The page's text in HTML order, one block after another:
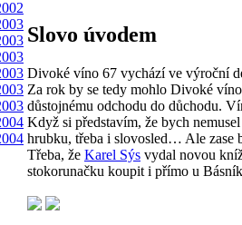
Slovo úvodem
Divoké víno 67 vychází ve výroční
Za rok by se tedy mohlo Divoké
důstojnému odchodu do důchodu.
Když si představím, že bych
hrubku, třeba i slovosled… Ale zase
Třeba, že Karel Sýs vydal novou
stokorunačku koupit i přímo u